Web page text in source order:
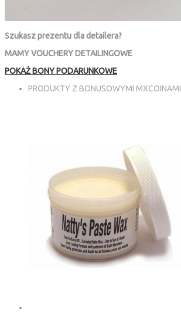
Szukasz prezentu dla detailera?
MAMY VOUCHERY DETAILINGOWE
POKAŻ BONY PODARUNKOWE
PRODUKTY Z BONUSOWYMI MXCOINAMI